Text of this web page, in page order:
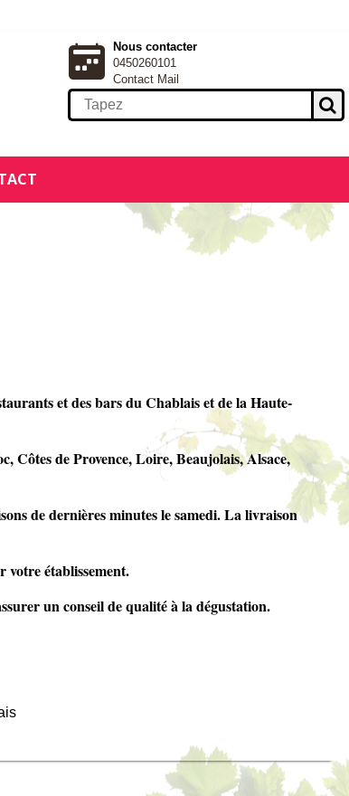
Nous contacter
0450260101
Contact Mail
et des bars du Chablais et de la Haute-
Côtes de Provence, Loire, Beaujolais, Alsace,
de dernières minutes le samedi. La livraison
votre établissement.
un conseil de qualité à la dégustation.